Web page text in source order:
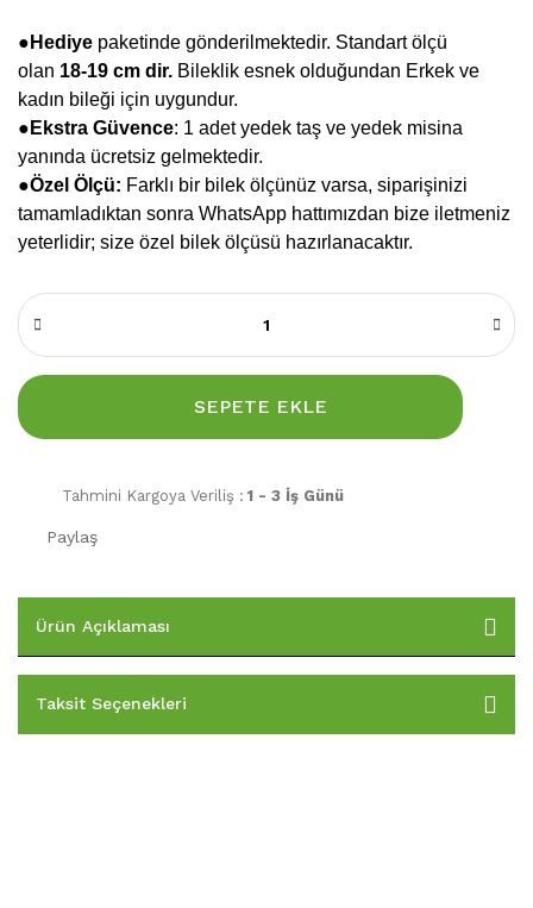
●Hediye paketinde gönderilmektedir. Standart ölçü
olan 18-19 cm dir. Bileklik esnek olduğundan Erkek ve
kadın bileği için uygundur.
● Ekstra Güvence: 1 adet yedek taş ve yedek misina
yanında ücretsiz gelmektedir.
●Özel Ölçü: Farklı bir bilek ölçünüz varsa, siparişinizi
tamamladıktan sonra WhatsApp hattımızdan bize iletmeniz
yeterlidir; size özel bilek ölçüsü hazırlanacaktır.
SEPETE EKLE
Tahmini Kargoya Veriliş : 1 - 3 İş Günü
Paylaş
Ürün Açıklaması
Taksit Seçenekleri